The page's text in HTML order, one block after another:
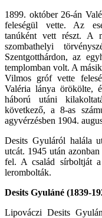
1899. október 26-án
feleségül vette. Az
tanúként vett részt. A
szombathelyi
Szentgotthárdon, az
templomban volt. A
Vilmos gróf vette
Valéria lánya örökölte,
háború utáni
következő, a 8-as
agyvérzésben 1904.
Desits Gyuláról halála
utcát. 1945 után
fel. A család sírboltját
lerombolták.
Desits Gyuláné (1839-
Lipováczi Desits